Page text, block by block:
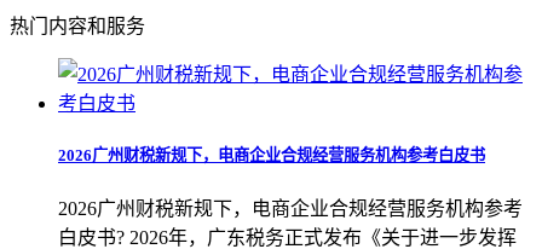
热门内容和服务
2026广州财税新规下，电商企业合规经营服务机构参考白皮书
2026广州财税新规下，电商企业合规经营服务机构参考
白皮书? 2026年，广东税务正式发布《关于进一步发挥